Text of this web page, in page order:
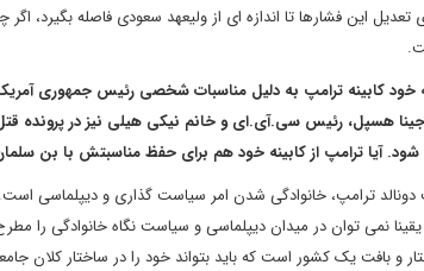
این فشارها تا اندازه ای از ولیعهد سعودی فاصله بگیرد،
خود کابینه ترامپ به دلیل مناسبات شخصی رئیس جمهوری
هسپل، رئیس سی.آی.ای و خانم نیکی هیلی نیز در
شود. آیا ترامپ از کابینه خود هم برای حفظ مناسبتش با بن
ترامپ، خانوادگی شدن امر سیاست گذاری و دیپلماسی
یقینا نمی توان در میدان دیپلماسی و سیاست نگاه خانوادگی را
و بافت یک کشور است که باید بتواند خود را در ساختار کلان